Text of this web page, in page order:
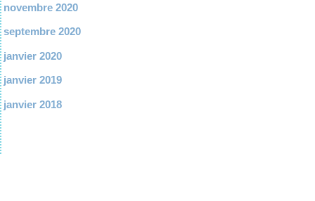
novembre 2020
septembre 2020
janvier 2020
janvier 2019
janvier 2018